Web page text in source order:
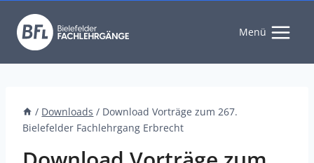
Inhalt
springen
Menü
/ Downloads / Download Vorträge zum 267.
Bielefelder Fachlehrgang Erbrecht